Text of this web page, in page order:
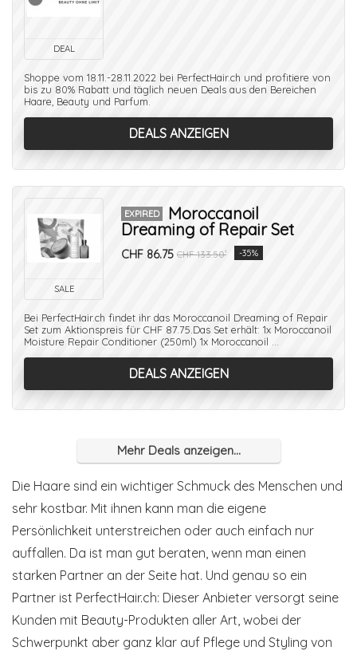
DEAL
Shoppe vom 18.11.-28.11.2022 bei PerfectHair.ch und profitiere von
bis zu 80% Rabatt und täglich neuen Deals aus den Bereichen
Haare, Beauty und Parfum.
DEALS ANZEIGEN
SALE
EXPIRED
Moroccanoil
Dreaming of Repair Set
CHF 86.75 CHF 133.50¹ -35%
Bei PerfectHair.ch findet ihr das Moroccanoil Dreaming of Repair
Set zum Aktionspreis für CHF 87.75.Das Set erhält: 1x Moroccanoil
Moisture Repair Conditioner (250ml) 1x Moroccanoil ...
DEALS ANZEIGEN
Mehr Deals anzeigen...
Die Haare sind ein wichtiger Schmuck des Menschen und
sehr kostbar. Mit ihnen kann man die eigene
Persönlichkeit unterstreichen oder auch einfach nur
auffallen. Da ist man gut beraten, wenn man einen
starken Partner an der Seite hat. Und genau so ein
Partner ist PerfectHair.ch: Dieser Anbieter versorgt seine
Kunden mit Beauty-Produkten aller Art, wobei der
Schwerpunkt aber ganz klar auf Pflege und Styling von